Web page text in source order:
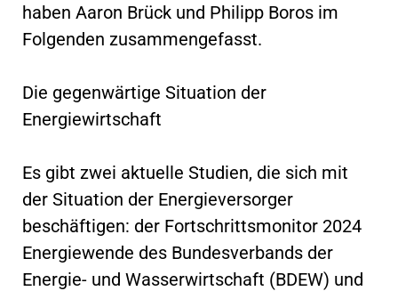
haben Aaron Brück und Philipp Boros im
Folgenden zusammengefasst.
Die gegenwärtige Situation der
Energiewirtschaft
Es gibt zwei aktuelle Studien, die sich mit
der Situation der Energieversorger
beschäftigen: der Fortschrittsmonitor 2024
Energiewende des Bundesverbands der
Energie- und Wasserwirtschaft (BDEW) und